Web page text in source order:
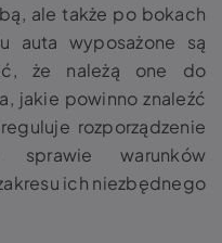
ale także po bokach
auta wyposażone są
że należą one do
jakie powinno znaleźć
rozporządzenie
sprawie warunków
ich niezbędnego